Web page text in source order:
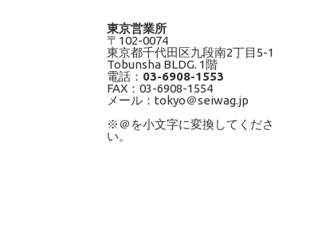
東京営業所
〒102-0074
東京都千代田区九段南2丁目5-1
Tobunsha BLDG. 1階
電話： 03-6908-1553
FAX：03-6908-1554
メール：tokyo＠seiwag.jp
※＠を小文字に変換してくださ
い。